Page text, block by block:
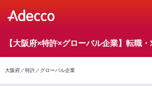
【大阪府×特許×グローバル企業】転職
大阪府／特許／グローバル企業